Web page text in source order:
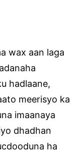
wax aan laga
hadlaane,
meerisyo ka
imaanaya
dhadhan
ha